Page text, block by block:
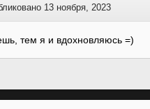
13 ноября, 2023
тем я и вдохновляюсь =)